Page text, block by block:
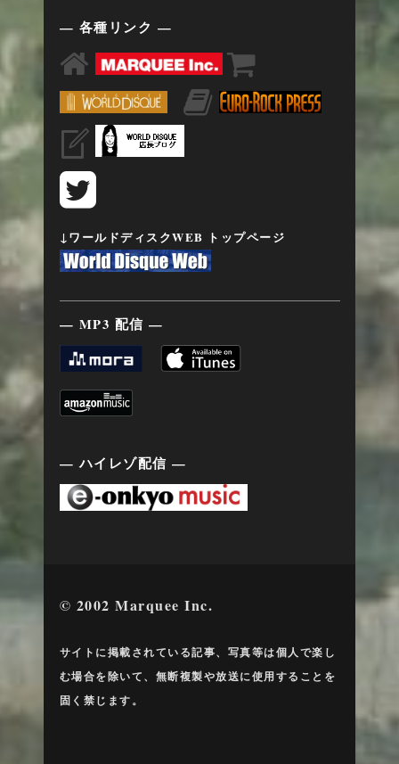
— 各種リンク —
↓ワールドディスクWEB トップページ
— MP3 配信 —
— ハイレゾ配信 —
© 2002 Marquee Inc.
サイトに掲載されている記事、写真等は個人で楽し
む場合を除いて、無断複製や放送に使用することを
固く禁じます。